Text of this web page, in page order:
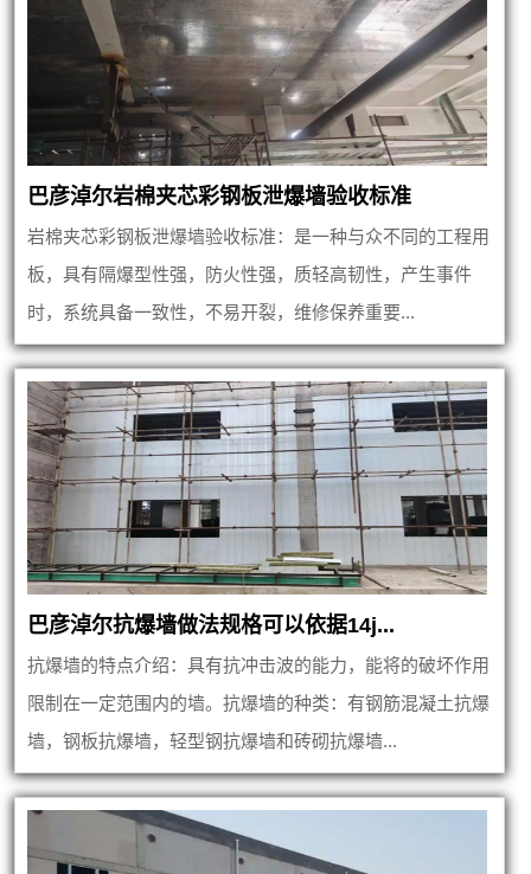
巴彦淖尔岩棉夹芯彩钢板泄爆墙验收标准
岩棉夹芯彩钢板泄爆墙验收标准：是一种与众不同的工程用
板，具有隔爆型性强，防火性强，质轻高韧性，产生事件
时，系统具备一致性，不易开裂，维修保养重要...
巴彦淖尔抗爆墙做法规格可以依据14j...
抗爆墙的特点介绍：具有抗冲击波的能力，能将的破坏作用
限制在一定范围内的墙。抗爆墙的种类：有钢筋混凝土抗爆
墙，钢板抗爆墙，轻型钢抗爆墙和砖砌抗爆墙...